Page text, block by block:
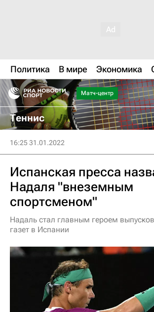
Политика В мире Экономика
Матч-центр
Теннис
16:25 31.01.2022
Испанская пресса
Надаля "внеземным
спортсменом"
Надаль стал главным героем
газет в Испании